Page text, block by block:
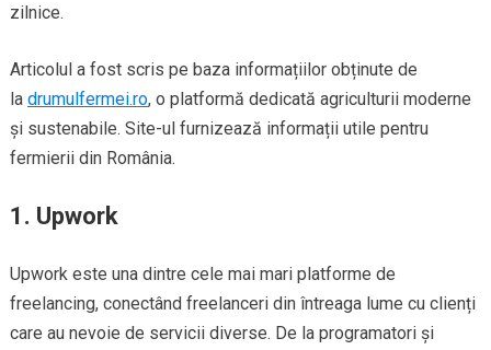
zilnice.
Articolul a fost scris pe baza informațiilor obținute de
la drumulfermei.ro, o platformă dedicată agriculturii moderne
și sustenabile. Site-ul furnizează informații utile pentru
fermierii din România.
1. Upwork
Upwork este una dintre cele mai mari platforme de
freelancing, conectând freelanceri din întreaga lume cu clienți
care au nevoie de servicii diverse. De la programatori și